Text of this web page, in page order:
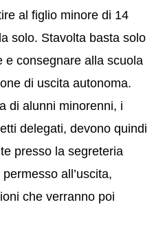
al figlio minore di 14
solo. Stavolta basta solo
e consegnare alla scuola
di uscita autonoma.
di alunni minorenni, i
delegati, devono quindi
presso la segreteria
all’uscita,
che verranno poi